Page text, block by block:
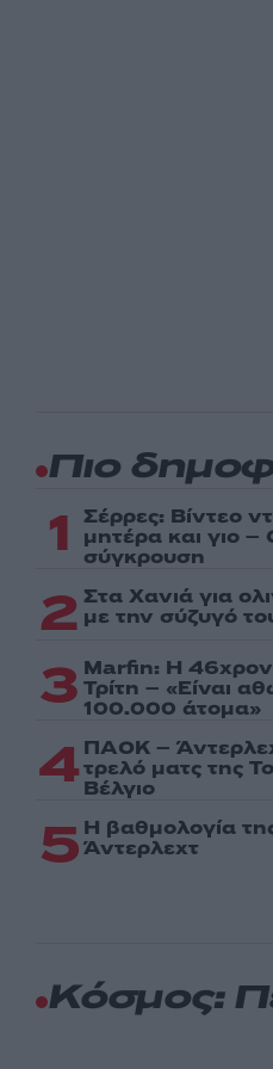
Πιο
1 Σέρρες: Βίντεο
μητέρα και γιο
σύγκρουση
2 Στα Χανιά για
με την σύζυγό
3 Marfin: Η
Τρίτη – «Είναι
100.000 άτομα»
4 ΠΑΟΚ –
τρελό ματς της
Βέλγιο
5 Η βαθμολογία
Άντερλεχτ
Κόσμος: